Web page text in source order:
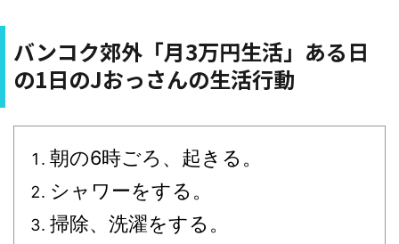
バンコク郊外「月3万円生活」ある日
の1日のJおっさんの生活行動
朝の6時ごろ、起きる。
シャワーをする。
掃除、洗濯をする。